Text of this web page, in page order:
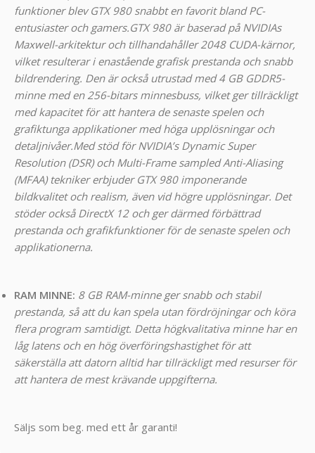
funktioner blev GTX 980 snabbt en favorit bland PC-
entusiaster och gamers.GTX 980 är baserad på NVIDIAs
Maxwell-arkitektur och tillhandahåller 2048 CUDA-kärnor,
vilket resulterar i enastående grafisk prestanda och snabb
bildrendering. Den är också utrustad med 4 GB GDDR5-
minne med en 256-bitars minnesbuss, vilket ger tillräckligt
med kapacitet för att hantera de senaste spelen och
grafiktunga applikationer med höga upplösningar och
detaljnivåer.Med stöd för NVIDIA’s Dynamic Super
Resolution (DSR) och Multi-Frame sampled Anti-Aliasing
(MFAA) tekniker erbjuder GTX 980 imponerande
bildkvalitet och realism, även vid högre upplösningar. Det
stöder också DirectX 12 och ger därmed förbättrad
prestanda och grafikfunktioner för de senaste spelen och
applikationerna.
RAM MINNE: 8 GB RAM-minne ger snabb och stabil
prestanda, så att du kan spela utan fördröjningar och köra
flera program samtidigt. Detta högkvalitativa minne har en
låg latens och en hög överföringshastighet för att
säkerställa att datorn alltid har tillräckligt med resurser för
att hantera de mest krävande uppgifterna.
Säljs som beg. med ett år garanti!